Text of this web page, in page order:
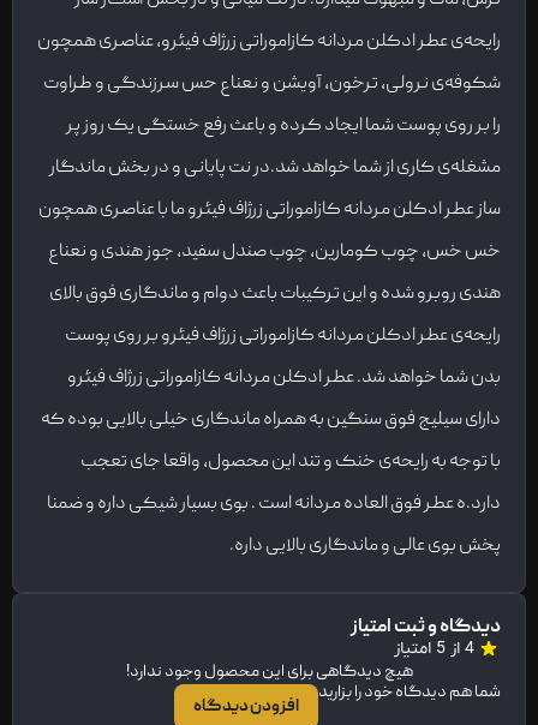
رایحه‌ی عطر ادکلن مردانه کازاموراتی زرژاف فیئرو، عناصری همچون
شکوفه‌ی نرولی، ترخون، آویشن و نعناع حس سرزندگی و طراوت
را بر روی پوست شما ایجاد کرده و باعث رفع خستگی یک روز پر
مشغله‌ی کاری از شما خواهد شد.در نت پایانی و در بخش ماندگار
ساز عطر ادکلن مردانه کازاموراتی زرژاف فیئرو ما با عناصری همچون
خس خس، چوب کومارین، چوب صندل سفید، جوز هندی و نعناع
هندی روبرو شده و این ترکیبات باعث دوام و ماندگاری فوق بالای
رایحه‌ی عطر ادکلن مردانه کازاموراتی زرژاف فیئرو بر روی پوست
بدن شما خواهد شد. عطر ادکلن مردانه کازاموراتی زرژاف فیئرو
دارای سیلیج فوق سنگین به همراه ماندگاری خیلی بالایی بوده که
با توجه به رایحه‌ی خنک و تند این محصول، واقعا جای تعجب
دارد.ه عطر فوق العاده مردانه است . بوی بسیار شیکی داره و ضمنا
پخش بوی عالی و ماندگاری بالایی داره.
دیدگاه و ثبت امتیاز
4 از 5 امتیاز
هیچ دیدگاهی برای این محصول وجود ندارد!
شما هم دیدگاه خود را بزارید
افزودن دیدگاه